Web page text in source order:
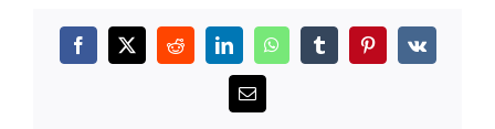
Facebook
X RedditLinkedInWhatsAppTumblrPinterest
Vk
Correo
electrónico